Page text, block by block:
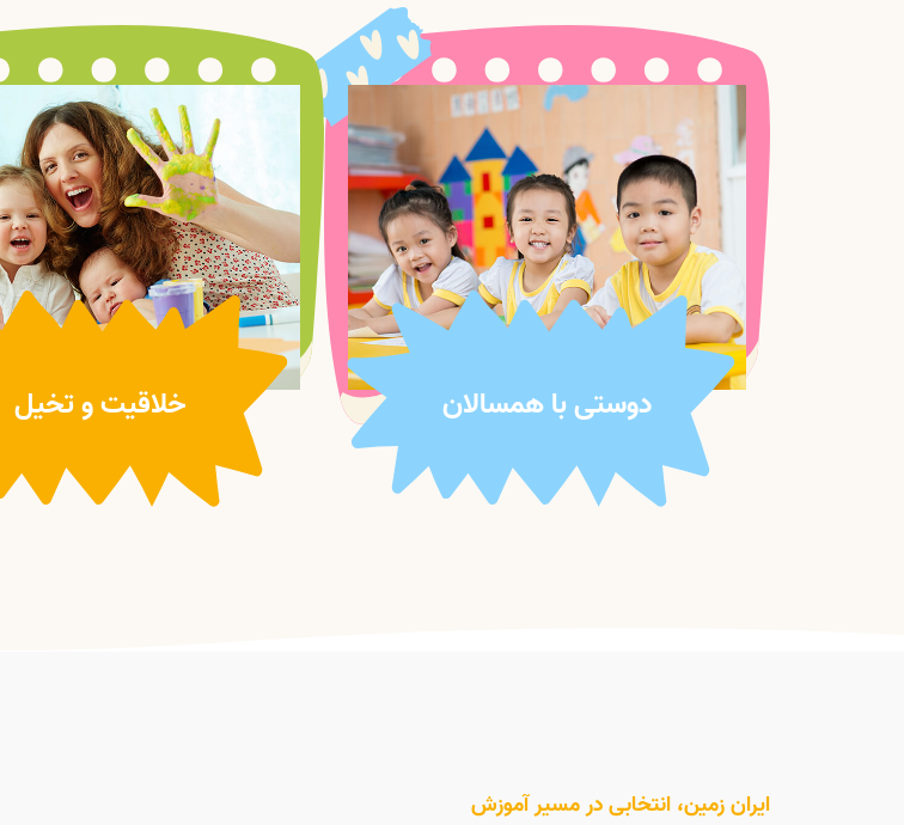
دوستی با همسالان خلاقیت و تخیل
ایران زمین، انتخابی در مسیر آموزش